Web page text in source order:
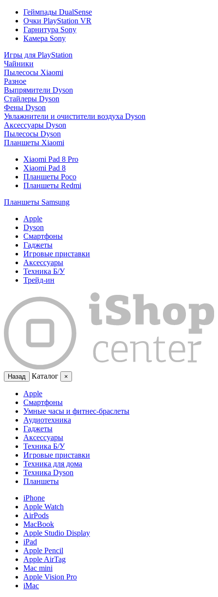
Геймпады DualSense
Очки PlayStation VR
Гарнитура Sony
Камера Sony
Игры для PlayStation
Чайники
Пылесосы Xiaomi
Разное
Выпрямители Dyson
Стайлеры Dyson
Фены Dyson
Увлажнители и очистители воздуха Dyson
Аксессуары Dyson
Пылесосы Dyson
Планшеты Xiaomi
Xiaomi Pad 8 Pro
Xiaomi Pad 8
Планшеты Poco
Планшеты Redmi
Планшеты Samsung
Apple
Dyson
Смартфоны
Гаджеты
Игровые приставки
Аксессуары
Техника Б/У
Трейд-ин
Назад Каталог ×
Apple
Смартфоны
Умные часы и фитнес-браслеты
Аудиотехника
Гаджеты
Аксессуары
Техника Б/У
Игровые приставки
Техника для дома
Техника Dyson
Планшеты
iPhone
Apple Watch
AirPods
MacBook
Apple Studio Display
iPad
Apple Pencil
Apple AirTag
Mac mini
Apple Vision Pro
iMac